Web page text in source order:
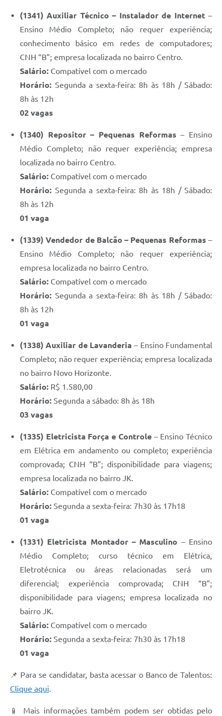
(1341) Auxiliar Técnico – Instalador de Internet–
Ensino Médio Completo; não requer experiência;
conhecimento básico em redes de computadores;
CNH “B”; empresa localizada no bairro Centro.
Salário: Compatível com o mercado
Horário: Segunda a sexta-feira: 8h às 18h / Sábado:
8h às 12h
02 vagas
(1340) Repositor – Pequenas Reformas – Ensino
Médio Completo; não requer experiência; empresa
localizada no bairro Centro.
Salário: Compatível com o mercado
Horário: Segunda a sexta-feira: 8h às 18h / Sábado:
8h às 12h
01 vaga
(1339) Vendedor de Balcão – Pequenas Reformas –
Ensino Médio Completo; não requer experiência;
empresa localizada no bairro Centro.
Salário: Compatível com o mercado
Horário: Segunda a sexta-feira: 8h às 18h / Sábado:
8h às 12h
01 vaga
(1338) Auxiliar de Lavanderia – Ensino Fundamental
Completo; não requer experiência; empresa localizada
no bairro Novo Horizonte.
Salário: R$ 1.580,00
Horário: Segunda a sábado: 8h às 18h
03 vagas
(1335) Eletricista Força e Controle– Ensino Técnico
em Elétrica em andamento ou completo; experiência
comprovada; CNH “B”; disponibilidade para viagens;
empresa localizada no bairro JK.
Salário: Compatível com o mercado
Horário: Segunda a sexta-feira: 7h30 às 17h18
01 vaga
(1331) Eletricista Montador – Masculino – Ensino
Médio Completo; curso técnico em Elétrica,
Eletrotécnica ou áreas relacionadas será um
diferencial; experiência comprovada; CNH “B”;
disponibilidade para viagens; empresa localizada no
bairro JK.
Salário: Compatível com o mercado
Horário: Segunda a sexta-feira: 7h30 às 17h18
01 vaga
📌 Para se candidatar, basta acessar o Banco de Talentos:
Clique aqui.
📱 Mais informações também podem ser obtidas pelo